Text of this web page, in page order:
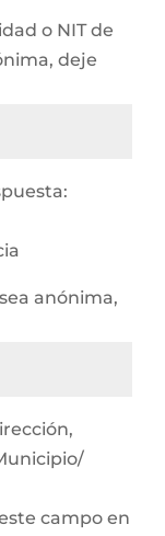
o NIT de
deje
anónima,
campo en